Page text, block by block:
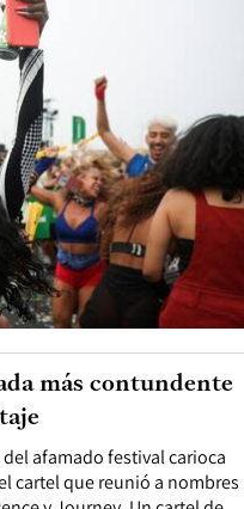
afamado festival carioca
cartel que reunió a nombres
más contundente